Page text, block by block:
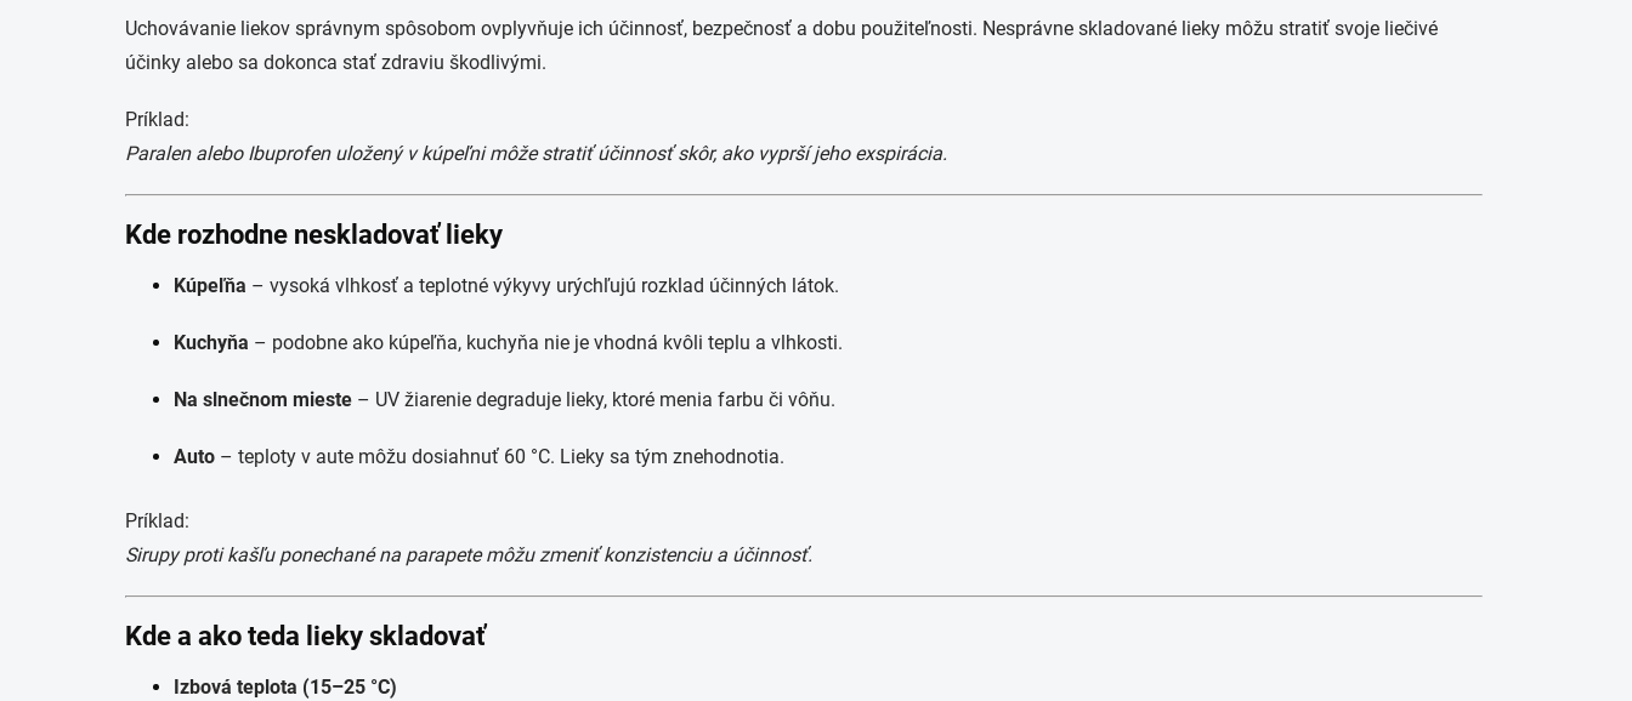
Uchovávanie liekov správnym spôsobom ovplyvňuje ich účinnosť, bezpečnosť a dobu použiteľnosti. Nesprávne skladované lieky môžu stratiť svoje liečivé
účinky alebo sa dokonca stať zdraviu škodlivými.
Príklad:
Paralen alebo Ibuprofen uložený v kúpeľni môže stratiť účinnosť skôr, ako vyprší jeho exspirácia.
Kde rozhodne neskladovať lieky
Kúpeľňa – vysoká vlhkosť a teplotné výkyvy urýchľujú rozklad účinných látok.
Kuchyňa – podobne ako kúpeľňa, kuchyňa nie je vhodná kvôli teplu a vlhkosti.
Na slnečnom mieste – UV žiarenie degraduje lieky, ktoré menia farbu či vôňu.
Auto – teploty v aute môžu dosiahnuť 60 °C. Lieky sa tým znehodnotia.
Príklad:
Sirupy proti kašľu ponechané na parapete môžu zmeniť konzistenciu a účinnosť.
Kde a ako teda lieky skladovať
Izbová teplota (15–25 °C)